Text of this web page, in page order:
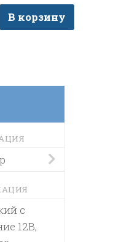
В корзину
с
12В,